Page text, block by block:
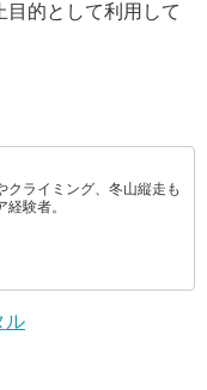
目的として利用して
クライミング、冬山縦走も
験者。